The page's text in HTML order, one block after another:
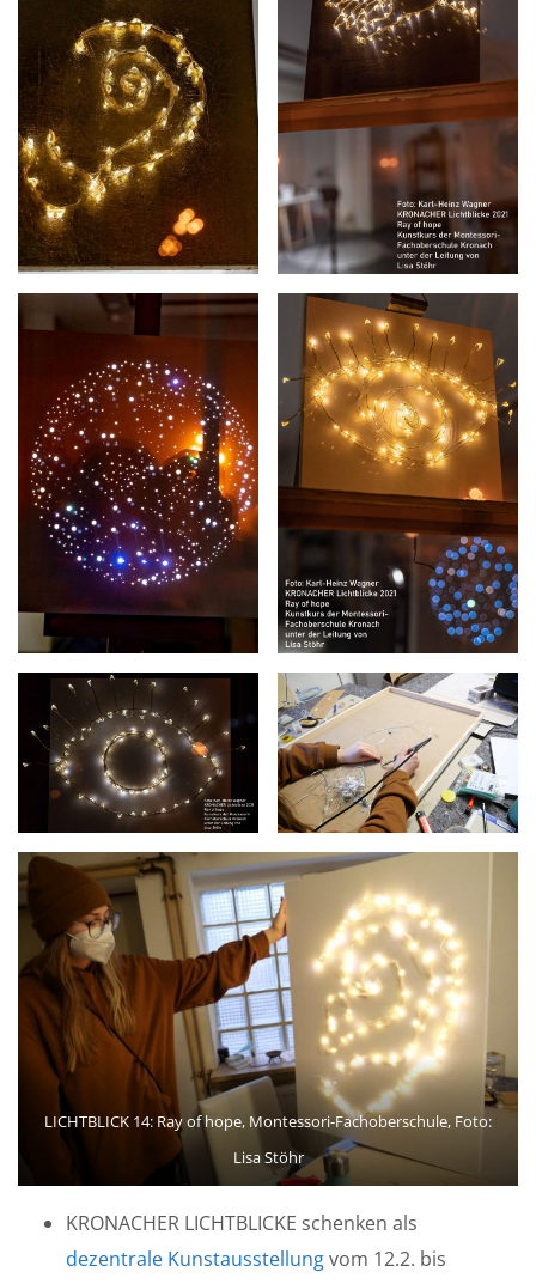
LICHTBLICK 14: Ray of hope, Montessori-Fachoberschule, Foto:
Lisa Stöhr
KRONACHER LICHTBLICKE schenken als
dezentrale Kunstausstellungvom 12.2. bis